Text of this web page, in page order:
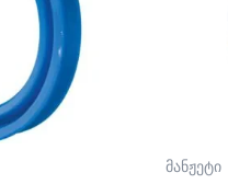
მანჟეტი